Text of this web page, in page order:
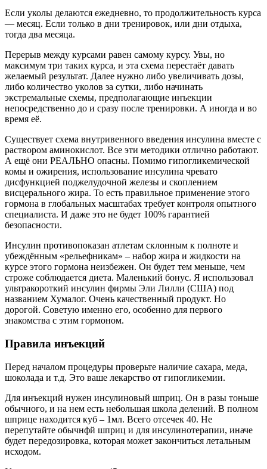
Для инъекций нужен инсулиновый шприц. Он в разы тоньше
обычного, и на нем есть небольшая школа делений. В полном
шприце находится куб – 1мл. Всего отсечек 40. Не
перепутайте обычнфй шприц и для инсулинотерапии, иначе
будет передозировка, которая может закончиться летальным
исходом.
Укол делают под углов в 45 градусов.
Сначала необходимо набрать нужное количество инсулина,
затем свободной рукой зажать складку (лучше на животе) и
под нужным углом ввести иглу. После этого выдавливают
инсулин. Ждут 5 секунд и вынимают шприц.
Не бойтесь, в место инъекции инфекция не попадет, т.к. игла
маленькая.
Учитывайте 3 важных правила:
Соблюдение режима питания
Продуктивность тренировок
Курс на 1- 2 месяца